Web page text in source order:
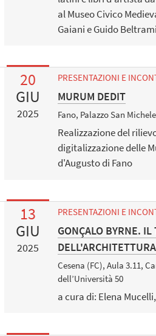
al Museo Civico
Gaiani e Guido
20
GIU
2025
PRESENTAZIONI E
MURUM DEDIT
Fano, Palazzo San
Realizzazione del
digitalizzazione delle
d'Augusto di Fano
13
GIU
2025
PRESENTAZIONI E
GONÇALO BYRNE. IL
DELL'ARCHITETTURA
Cesena (FC), Aula 3.11,
dell’Università 50
a cura di: Elena